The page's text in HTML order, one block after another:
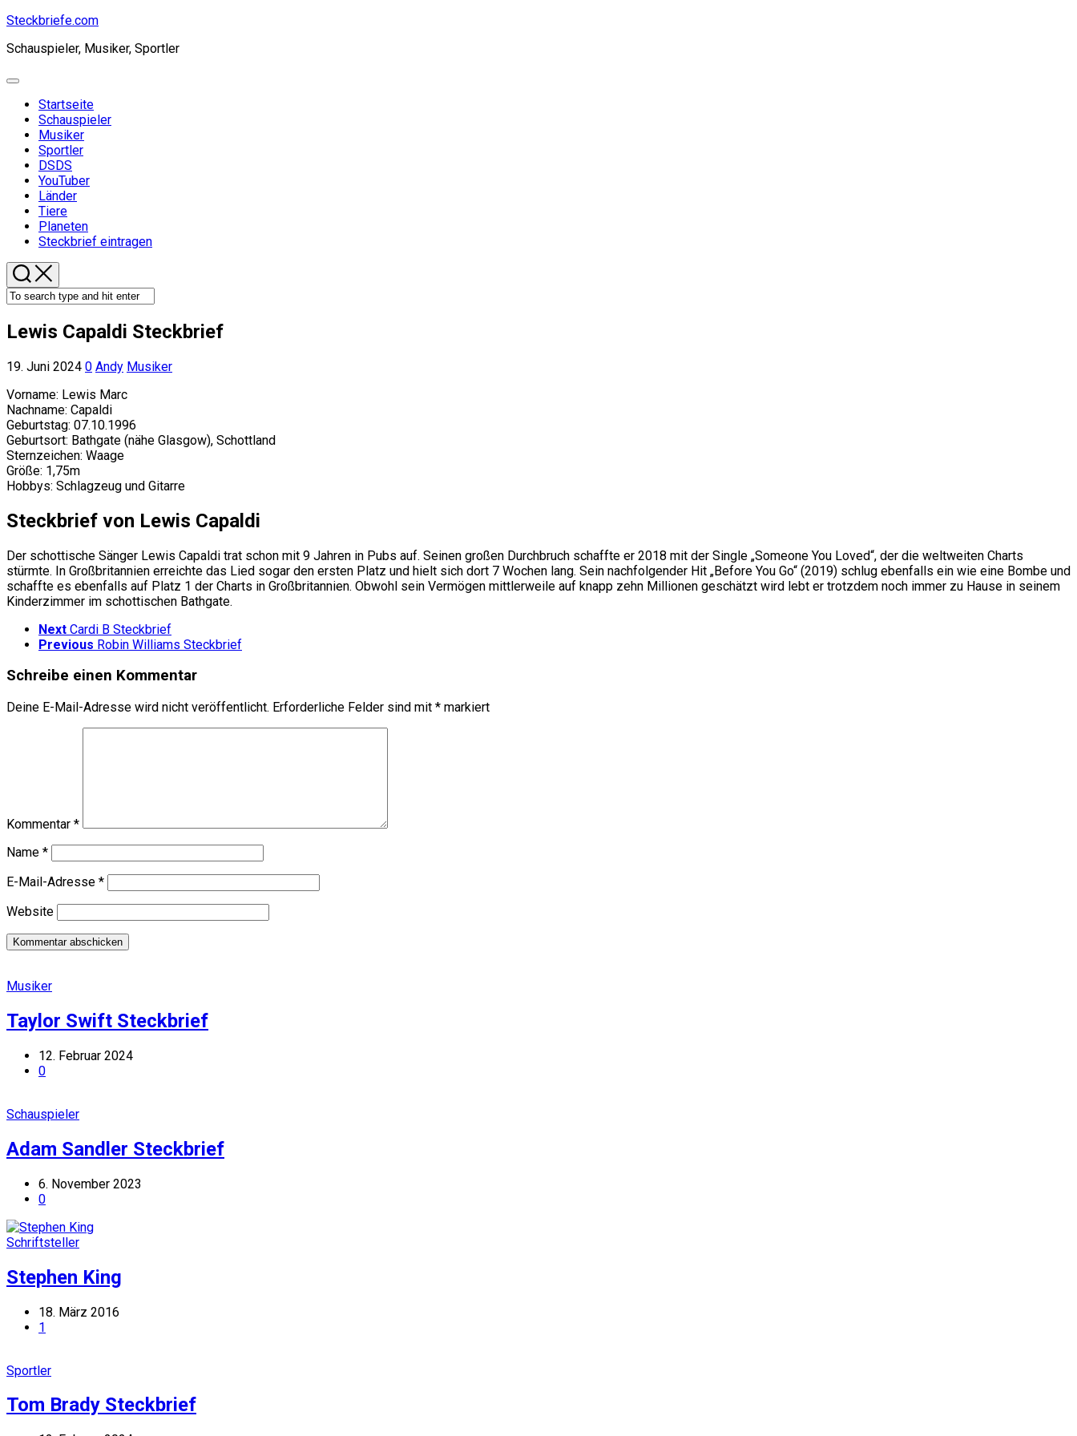
Skip
content
Steckbriefe.com
Schauspieler, Musiker, Sportler
Expand
Startseite
Schauspieler
Current
Page
Parent
Musiker
Sportler
DSDS
YouTuber
Länder
Tiere
Planeten
Steckbrief eintragen
Lewis Capaldi Steckbrief
19. Juni 2024 0 Andy Musiker
Vorname: Lewis Marc
Nachname: Capaldi
Geburtstag: 07.10.1996
Geburtsort: Bathgate (nähe Glasgow), Schottland
Sternzeichen: Waage
Größe: 1,75m
Hobbys: Schlagzeug und Gitarre
Steckbrief von Lewis Capaldi
Der schottische Sänger Lewis Capaldi trat schon mit 9 Jahren in Pubs auf. Seinen großen Durchbruch schaffte er 2018 mit der Single „Someone You Loved“, der die weltweiten Charts
stürmte. In Großbritannien erreichte das Lied sogar den ersten Platz und hielt sich dort 7 Wochen lang. Sein nachfolgender Hit „Before You Go“ (2019) schlug ebenfalls ein wie eine Bombe und
schaffte es ebenfalls auf Platz 1 der Charts in Großbritannien. Obwohl sein Vermögen mittlerweile auf knapp zehn Millionen geschätzt wird lebt er trotzdem noch immer zu Hause in seinem
Kinderzimmer im schottischen Bathgate.
Next Cardi B Steckbrief
Previous Robin Williams Steckbrief
Schreibe einen Kommentar
Deine E-Mail-Adresse wird nicht veröffentlicht. Erforderliche Felder sind mit * markiert
Kommentar *
Name *
E-Mail-Adresse *
Website
Musiker
Taylor Swift Steckbrief
12. Februar 2024
0
Schauspieler
Adam Sandler Steckbrief
6. November 2023
0
Schriftsteller
Stephen King
18. März 2016
1
Sportler
Tom Brady Steckbrief